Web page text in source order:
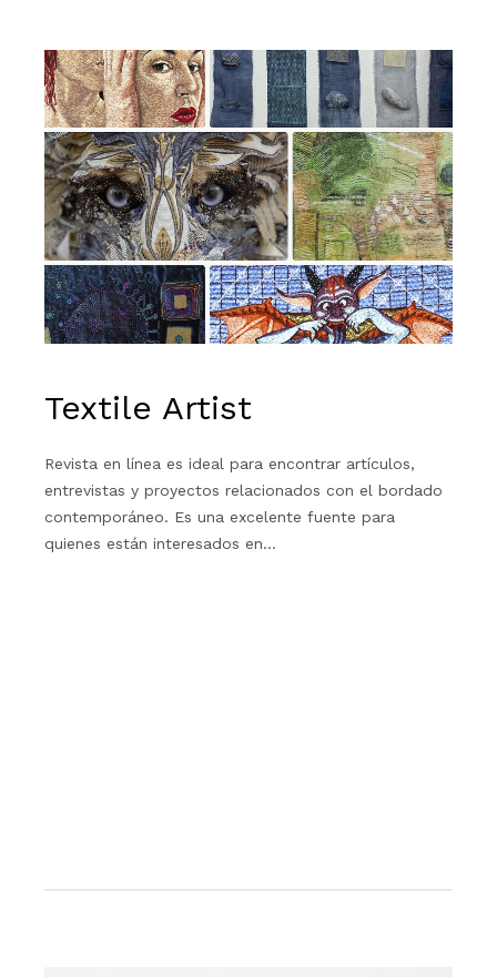
Textile Artist
Revista en línea es ideal para encontrar artículos,
entrevistas y proyectos relacionados con el bordado
contemporáneo. Es una excelente fuente para
quienes están interesados en…